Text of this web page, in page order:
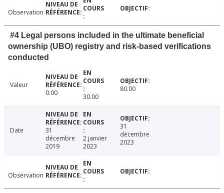
Observation
#4 Legal persons included in the ultimate beneficial
ownership (UBO) registry and risk-based verifications
conducted
Valeur
0.00
30.00
80.00
Date
31
décembre
2019
2 janvier
2023
31
décembre
2023
Observation